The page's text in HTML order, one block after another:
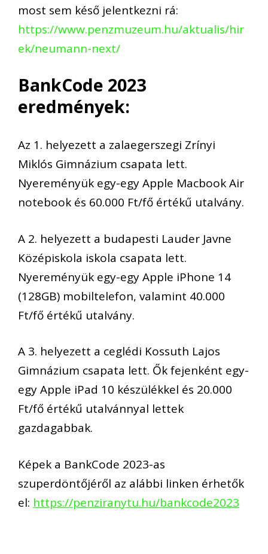
most sem késő jelentkezni rá:
https://www.penzmuzeum.hu/aktualis/hir
ek/neumann-next/
BankCode 2023
eredmények:
Az 1. helyezett a zalaegerszegi Zrínyi
Miklós Gimnázium csapata lett.
Nyereményük egy-egy Apple Macbook Air
notebook és 60.000 Ft/fő értékű utalvány.
A 2. helyezett a budapesti Lauder Javne
Középiskola iskola csapata lett.
Nyereményük egy-egy Apple iPhone 14
(128GB) mobiltelefon, valamint 40.000
Ft/fő értékű utalvány.
A 3. helyezett a ceglédi Kossuth Lajos
Gimnázium csapata lett. Ők fejenként egy-
egy Apple iPad 10 készülékkel és 20.000
Ft/fő értékű utalvánnyal lettek
gazdagabbak.
Képek a BankCode 2023-as
szuperdöntőjéről az alábbi linken érhetők
el: https://penziranytu.hu/bankcode2023